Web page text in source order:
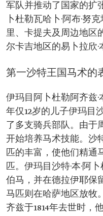
军队并推动了国家的扩
卜杜勒瓦哈卜·阿布·努
里、卡提夫及周边地区
尔卡吉地区的易卜拉欣·
第一沙特王国马术的
伊玛目阿卜杜勒阿齐兹
年仅12岁的儿子伊玛目
了多支骑兵部队。由于
开始培养马术技能。沙
匹的丰富，使他们精通
匹。伊玛目沙特·本·阿
伯马，并在德拉伊耶保
马匹则在哈萨地区放牧
齐兹于1814年去世时，